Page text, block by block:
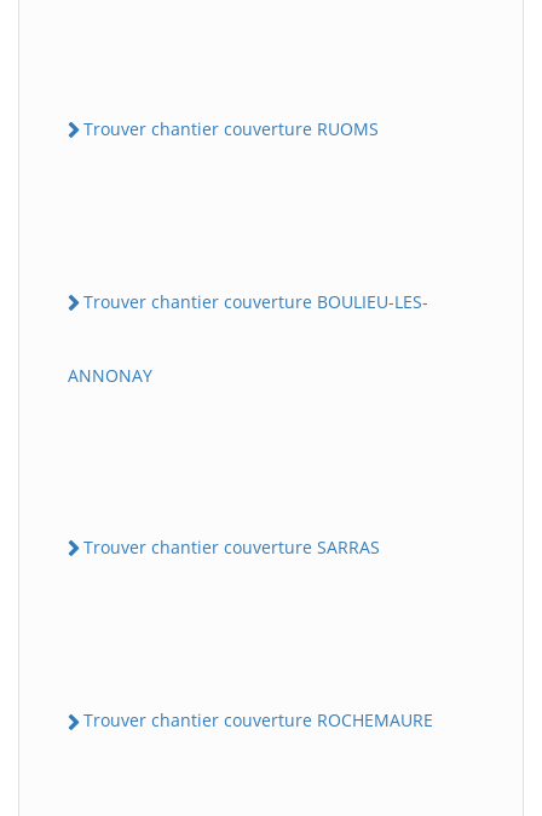
Trouver chantier couverture RUOMS
Trouver chantier couverture BOULIEU-LES-
ANNONAY
Trouver chantier couverture SARRAS
Trouver chantier couverture ROCHEMAURE